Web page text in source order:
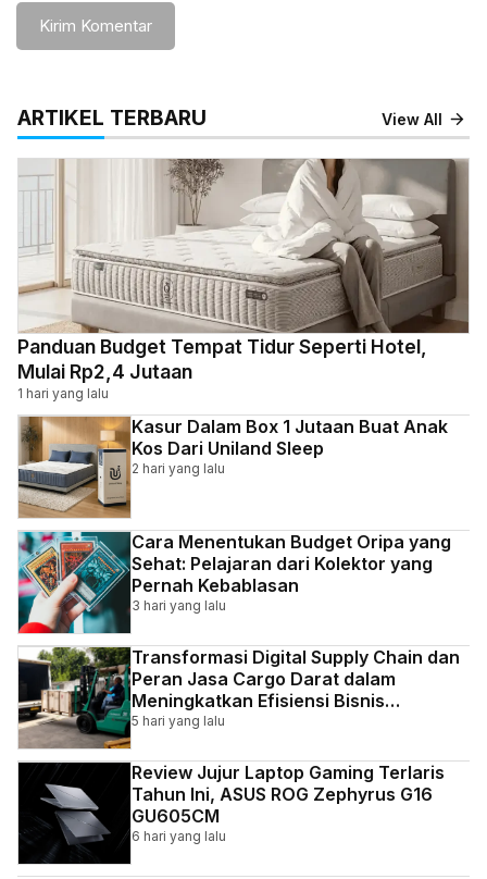
ARTIKEL TERBARU View All
Panduan Budget Tempat Tidur Seperti Hotel,
Mulai Rp2,4 Jutaan
1 hari yang lalu
Kasur Dalam Box 1 Jutaan Buat Anak
Kos Dari Uniland Sleep
2 hari yang lalu
Cara Menentukan Budget Oripa yang
Sehat: Pelajaran dari Kolektor yang
Pernah Kebablasan
3 hari yang lalu
Transformasi Digital Supply Chain dan
Peran Jasa Cargo Darat dalam
Meningkatkan Efisiensi Bisnis
Indonesia
5 hari yang lalu
Review Jujur Laptop Gaming Terlaris
Tahun Ini, ASUS ROG Zephyrus G16
GU605CM
6 hari yang lalu